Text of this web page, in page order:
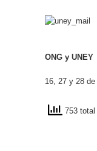
ONG y UNEY
16, 27 y 28
753 total